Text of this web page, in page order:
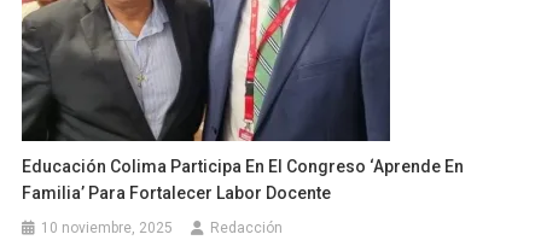
Educación Colima Participa En El Congreso ‘Aprende En
Familia’ Para Fortalecer Labor Docente
10 noviembre, 2025 Redacción